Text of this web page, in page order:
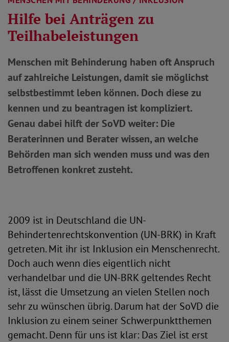
Hilfe bei Anträgen zu
Teilhabeleistungen
Menschen mit Behinderung haben oft Anspruch
auf zahlreiche Leistungen, damit sie möglichst
selbstbestimmt leben können. Doch diese zu
kennen und zu beantragen ist kompliziert.
Genau dabei hilft der SoVD weiter: Die
Beraterinnen und Berater wissen, an welche
Behörden man sich wenden muss und was den
Betroffenen konkret zusteht.
2009 ist in Deutschland die UN-
Behindertenrechtskonvention (UN-BRK) in Kraft
getreten. Mit ihr ist Inklusion ein Menschenrecht.
Doch auch wenn dies eigentlich nicht
verhandelbar und die UN-BRK geltendes Recht
ist, lässt die Umsetzung an vielen Stellen noch
sehr zu wünschen übrig. Darum hat der SoVD die
Inklusion zu einem seiner Schwerpunktthemen
gemacht. Denn für uns ist klar: Das Ziel ist erst